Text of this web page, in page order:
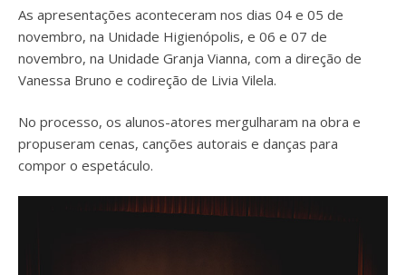
As apresentações aconteceram nos dias 04 e 05 de
novembro, na Unidade Higienópolis, e 06 e 07 de
novembro, na Unidade Granja Vianna, com a direção de
Vanessa Bruno e codireção de Livia Vilela.
No processo, os alunos-atores mergulharam na obra e
propuseram cenas, canções autorais e danças para
compor o espetáculo.